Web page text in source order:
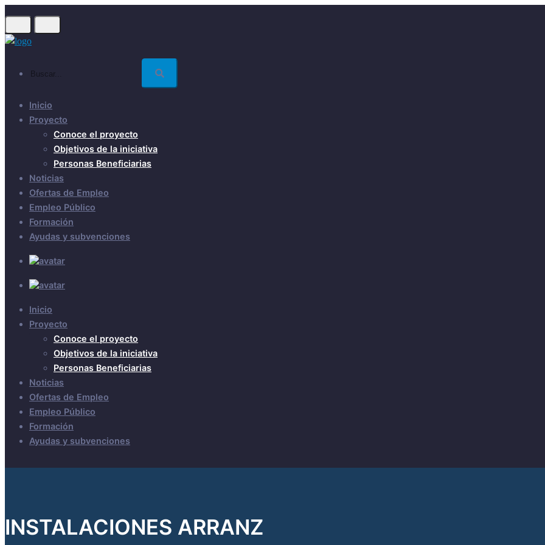
main
Inicio
Proyecto
Conoce el proyecto
Objetivos de la iniciativa
Personas Beneficiarias
Noticias
Ofertas de Empleo
Empleo Público
Formación
Ayudas y subvenciones
Inicio
Proyecto
Conoce el proyecto
Objetivos de la iniciativa
Personas Beneficiarias
Noticias
Ofertas de Empleo
Empleo Público
Formación
Ayudas y subvenciones
INSTALACIONES ARRANZ